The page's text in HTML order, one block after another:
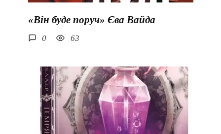
«Він буде поруч» Єва Вайда
0 63